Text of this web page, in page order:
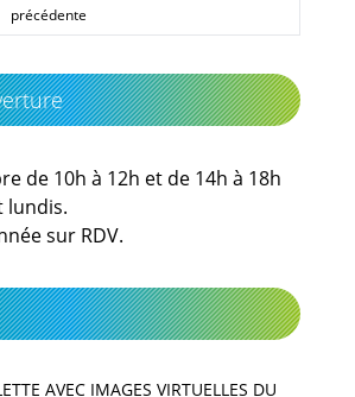
précédente
de 10h à 12h et de 14h à 18h
lundis.
sur RDV.
AVEC IMAGES VIRTUELLES DU